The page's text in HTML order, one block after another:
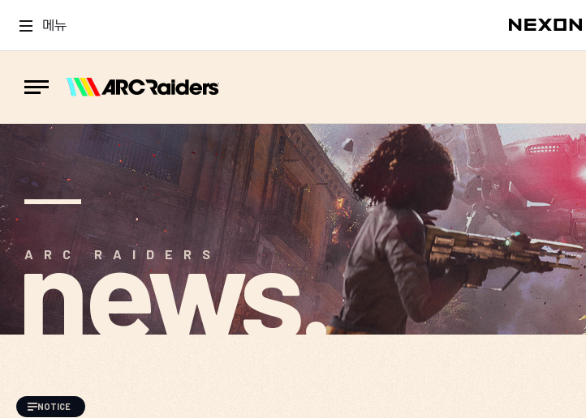
메뉴
ARC RAIDERS
news.
NOTICE